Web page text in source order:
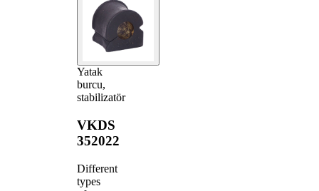
Yatak
burcu,
stabilizatör
VKDS
352022
Different
types